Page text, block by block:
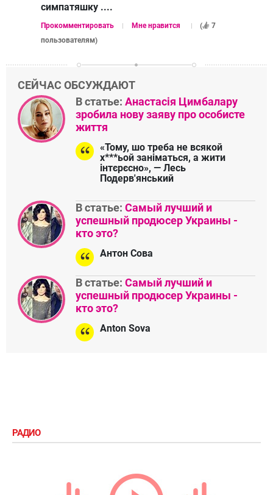
симпатяшку ....
Прокомментировать Мне нравится (
7
пользователям)
СЕЙЧАС ОБСУЖДАЮТ
В статье: Анастасія Цимбалару
зробила нову заяву про особисте
життя
«Тому, шо треба не всякой
х***ьой заніматься, а жити
інтєрєсно», — Лесь
Подерв'янський
В статье: Самый лучший и
успешный продюсер Украины -
кто это?
Антон Сова
В статье: Самый лучший и
успешный продюсер Украины -
кто это?
Anton Sova
РАДИО